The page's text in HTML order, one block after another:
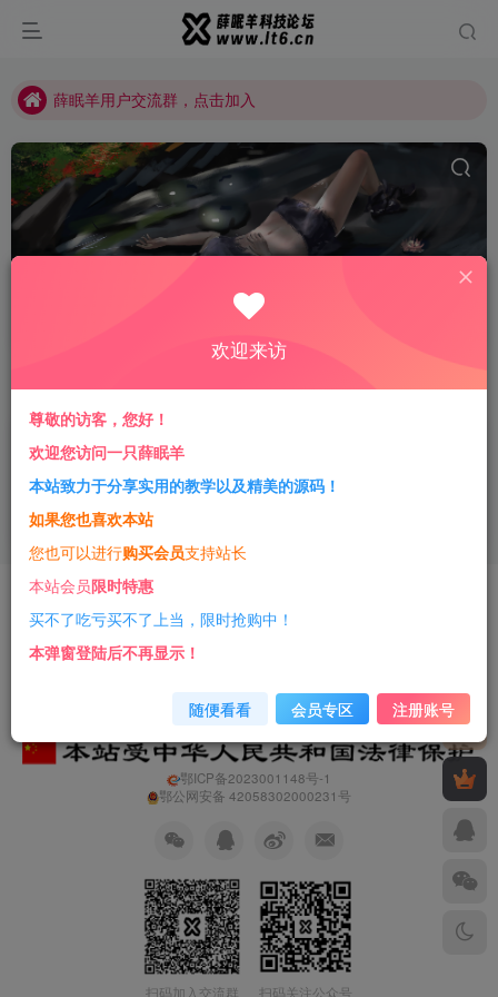
薛眠羊用户交流群，点击加入
薛眠羊用户交流群，点击加入
站点正在整改，如有侵犯您的权益请联系我们
排序 更新 浏览 点赞 评论
宝藏软件 生活点滴
友情链接
Copyright © 2023 · 一只薛眠羊· 由
鄂ICP备2023001148号-1
鄂公网安备 42058302000231号
扫码加入交流群 扫码关注公众号
欢迎来访
尊敬的访客，您好！
欢迎您访问一只薛眠羊
本站致力于分享实用的教学以及精美的源码！
如果您也喜欢本站
您也可以进行购买会员支持站长
本站会员限时特惠
买不了吃亏买不了上当，限时抢购中！
本弹窗登陆后不再显示！
随便看看 会员专区 注册账号